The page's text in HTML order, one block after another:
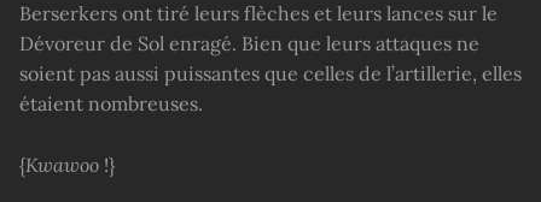
Berserkers ont tiré leurs flèches et leurs lances sur le
Dévoreur de Sol enragé. Bien que leurs attaques ne
soient pas aussi puissantes que celles de l’artillerie, elles
étaient nombreuses.
{Kwawoo !}